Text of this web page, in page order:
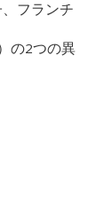
フランチ
の2つの異